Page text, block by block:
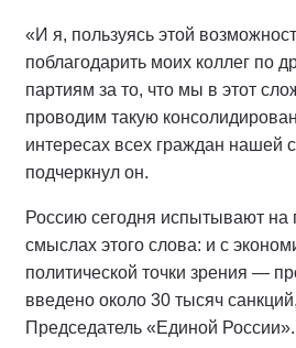
«И я, пользуясь этой
поблагодарить моих коллег по
партиям за то, что мы в этот
проводим такую
интересах всех граждан нашей
подчеркнул он.
Россию сегодня испытывают на
смыслах этого слова: и с
политической точки зрения —
введено около 30 тысяч
Председатель «Единой России».